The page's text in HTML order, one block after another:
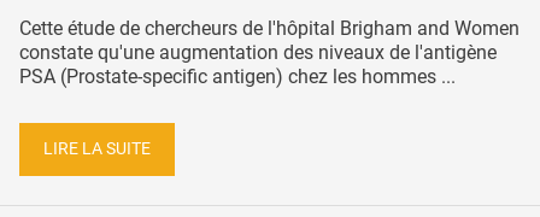
Cette étude de chercheurs de l'hôpital Brigham and Women
constate qu'une augmentation des niveaux de l'antigène
PSA (Prostate-specific antigen) chez les hommes ...
LIRE LA SUITE